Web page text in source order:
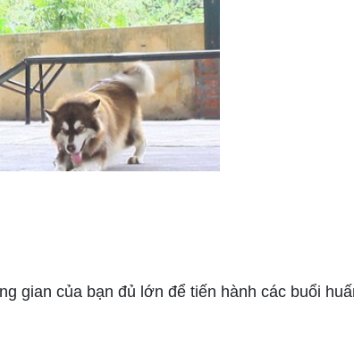
của bạn đủ lớn để tiến hành các buổi